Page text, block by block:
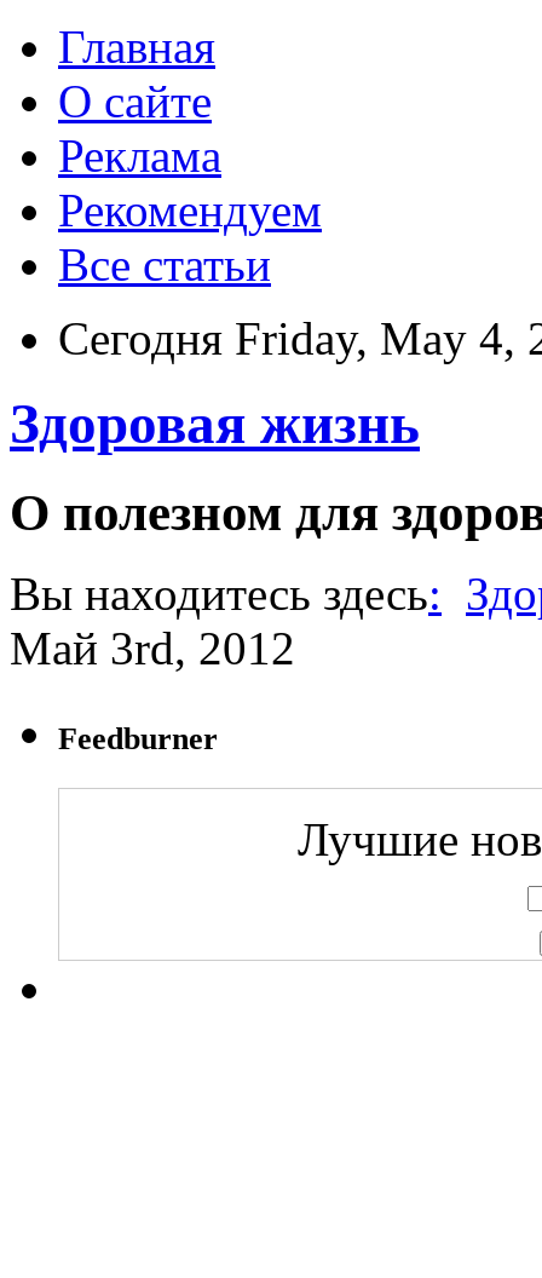
Главная
О сайте
Реклама
Рекомендуем
Все статьи
Сегодня Friday, May 4,
Здоровая жизнь
О полезном для
Вы находитесь здесь:
Май 3rd, 2012
Feedburner
Лучшие